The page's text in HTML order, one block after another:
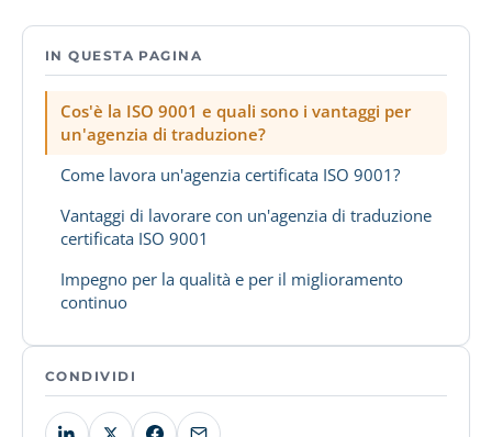
IN QUESTA PAGINA
Cos'è la ISO 9001 e quali sono i vantaggi per
un'agenzia di traduzione?
Come lavora un'agenzia certificata ISO 9001?
Vantaggi di lavorare con un'agenzia di traduzione
certificata ISO 9001
Impegno per la qualità e per il miglioramento
continuo
CONDIVIDI